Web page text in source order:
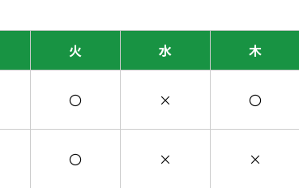
火 水 木
〇 × 〇
〇 × ×